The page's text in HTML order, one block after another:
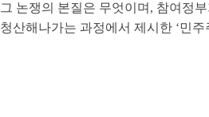
그 논쟁의 본질은 무엇이며, 참여정
청산해나가는 과정에서 제시한 ‘민